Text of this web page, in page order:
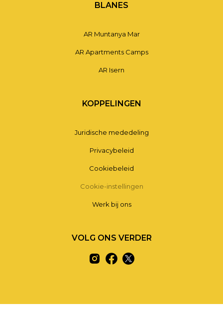
BLANES
AR Muntanya Mar
AR Apartments Camps
AR Isern
KOPPELINGEN
Juridische mededeling
Privacybeleid
Cookiebeleid
Cookie-instellingen
Werk bij ons
VOLG ONS VERDER